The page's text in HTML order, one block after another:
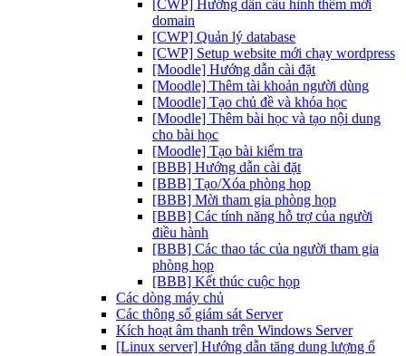
[CWP] Hướng dẫn cấu hình thêm mới
domain
[CWP] Quản lý database
[CWP] Setup website mới chạy wordpress
[Moodle] Hướng dẫn cài đặt
[Moodle] Thêm tài khoản người dùng
[Moodle] Tạo chủ đề và khóa học
[Moodle] Thêm bài học và tạo nội dung
cho bài học
[Moodle] Tạo bài kiểm tra
[BBB] Hướng dẫn cài đặt
[BBB] Tạo/Xóa phòng họp
[BBB] Mời tham gia phòng họp
[BBB] Các tính năng hỗ trợ của người
điều hành
[BBB] Các thao tác của người tham gia
phòng họp
[BBB] Kết thúc cuộc họp
Các dòng máy chủ
Các thông số giám sát Server
Kích hoạt âm thanh trên Windows Server
[Linux server] Hướng dẫn tăng dung lượng ổ